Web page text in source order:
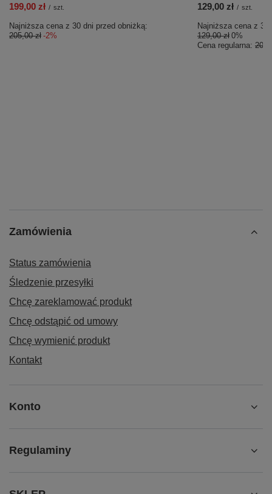
199,00 zł / szt.
Najniższa cena z 30 dni przed obniżką:
205,00 zł -2%
129,00 zł / szt.
Najniższa cena z
129,00 zł 0%
Cena regularna:
Zamówienia
Status zamówienia
Śledzenie przesyłki
Chcę zareklamować produkt
Chcę odstąpić od umowy
Chcę wymienić produkt
Kontakt
Konto
Regulaminy